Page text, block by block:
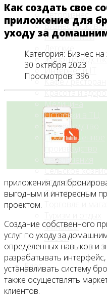
Автобизнес
Бизнес на
Гостиничный
Детские
Интернет и IT
Кафе / ресторан
Красота и
Медицина
Островки в ТЦ
Производство
Промышленное
производство
Развлечения
Сельское
Строительство,
Сфера услуг
Финансы
Хобби
Блог
Как создать свое
приложение для
уходу за
Категория: Бизнес
30 октября 2023
Просмотров: 396
приложения для
выгодным и интересным
проектом.
Создание собственного
услуг по уходу за
определенных навыков и
разрабатывать
устанавливать систему
также осуществлять
клиентов.